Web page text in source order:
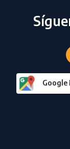
Google